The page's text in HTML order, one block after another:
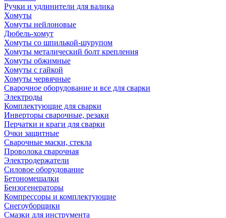
Ручки и удлинители для валика
Хомуты
Хомуты нейлоновые
Дюбель-хомут
Хомуты со шпилькой-шурупом
Хомуты металический болт крепления
Хомуты обжимные
Хомуты с гайкой
Хомуты червячные
Сварочное оборудование и все для сварки
Электроды
Комплектующие для сварки
Инверторы сварочные, резаки
Перчатки и краги для сварки
Очки защитные
Сварочные маски, стекла
Проволока сварочная
Электродержатели
Силовое оборудование
Бетономешалки
Бензогенераторы
Компрессоры и комплектующие
Снегоуборщики
Смазки для инструмента